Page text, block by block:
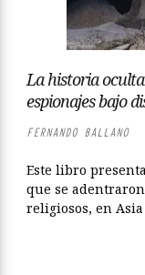
La historia
espionajes bajo
FERNANDO BALLANO
Este libro
que se
religiosos, en